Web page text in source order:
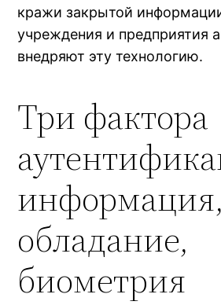
кражи закрытой
учреждения и предприятия
внедряют эту технологию.
Три фактора
информация,
обладание,
биометрия